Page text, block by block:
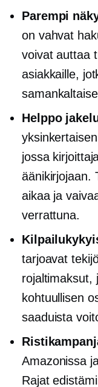
Parempi
on vahvat
voivat auttaa
asiakkaille,
Helppo
jossa
äänikirjojaan.
aikaa ja
verrattuna.
tarjoavat
rojaltimaksut,
kohtuullisen
saaduista
Amazonissa
Rajat